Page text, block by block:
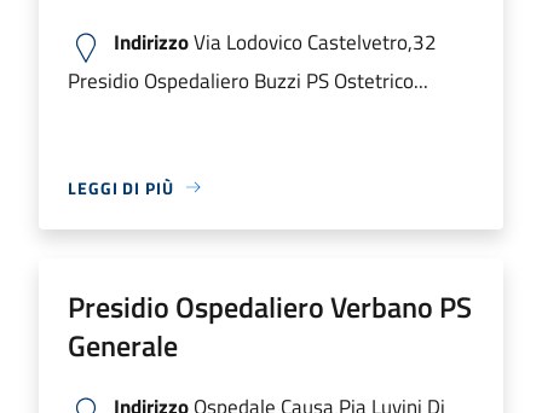
IndirizzoVia Lodovico Castelvetro,32
Presidio Ospedaliero Buzzi PS Ostetrico...
LEGGI DI PIÙ
Presidio Ospedaliero Verbano PS
Generale
IndirizzoOspedale Causa Pia Luvini Di